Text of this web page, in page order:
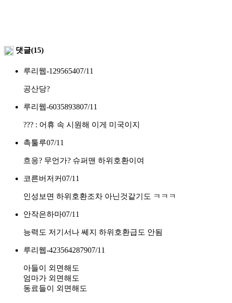
댓글(15)
루리웹-129565407/11
공산당?
루리웹-6035893807/11
??? : 어휴 속 시원해 이게 미국이지
촉툴루07/11
흐응? 무언가? 슈퍼맨 하위호환이여
코른버저커07/11
인성보면 하위호환조차 아닌것같기도 ㅋㅋㅋ
안작은하마07/11
능력도 저기서나 쎄지 하위호환급도 안됨
루리웹-423564287907/11
아들이 외면해도
엄마가 외면해도
동료들이 외면해도